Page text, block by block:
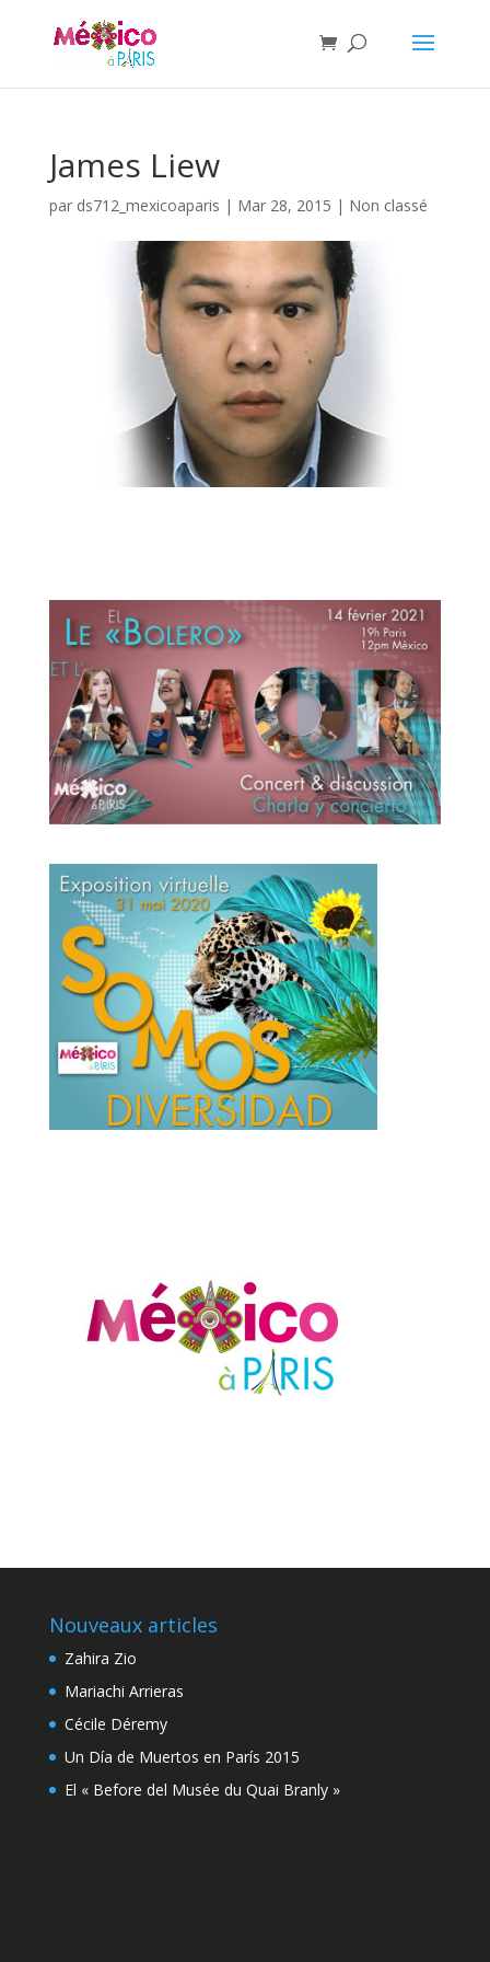
James Liew
par ds712_mexicoaparis | Mar 28, 2015 | Non classé
Nouveaux articles
Zahira Zio
Mariachi Arrieras
Cécile Déremy
Un Día de Muertos en París 2015
El « Before del Musée du Quai Branly »